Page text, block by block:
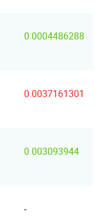
0.0004486288
0.0037161301
0.003093944
-